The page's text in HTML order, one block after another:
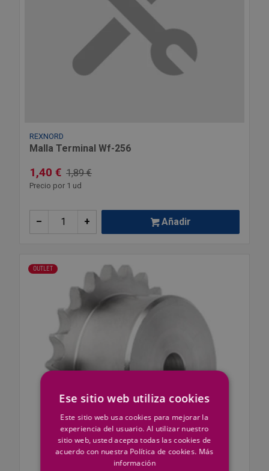
REXNORD
Malla Terminal Wf-256
1,40 € 1,89 €
Precio por 1 ud
+
– Añadir
OUTLET
Ese sitio web utiliza cookies
Este sitio web usa cookies para mejorar la
experiencia del usuario. Al utilizar nuestro
sitio web, usted acepta todas las cookies de
acuerdo con nuestra Política de cookies. Más
información